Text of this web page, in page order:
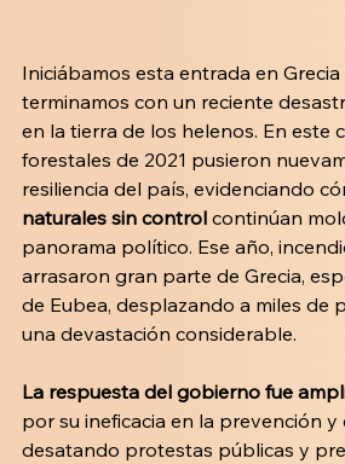
Iniciábamos esta entrada en
terminamos con un reciente
en la tierra de los helenos. En este
forestales de 2021 pusieron
resiliencia del país, evidenciando
naturales sin control continúan
panorama político. Ese año,
arrasaron gran parte de Grecia,
de Eubea, desplazando a miles de
una devastación considerable.
La respuesta del gobierno fue
por su ineficacia en la prevención y
desatando protestas públicas y